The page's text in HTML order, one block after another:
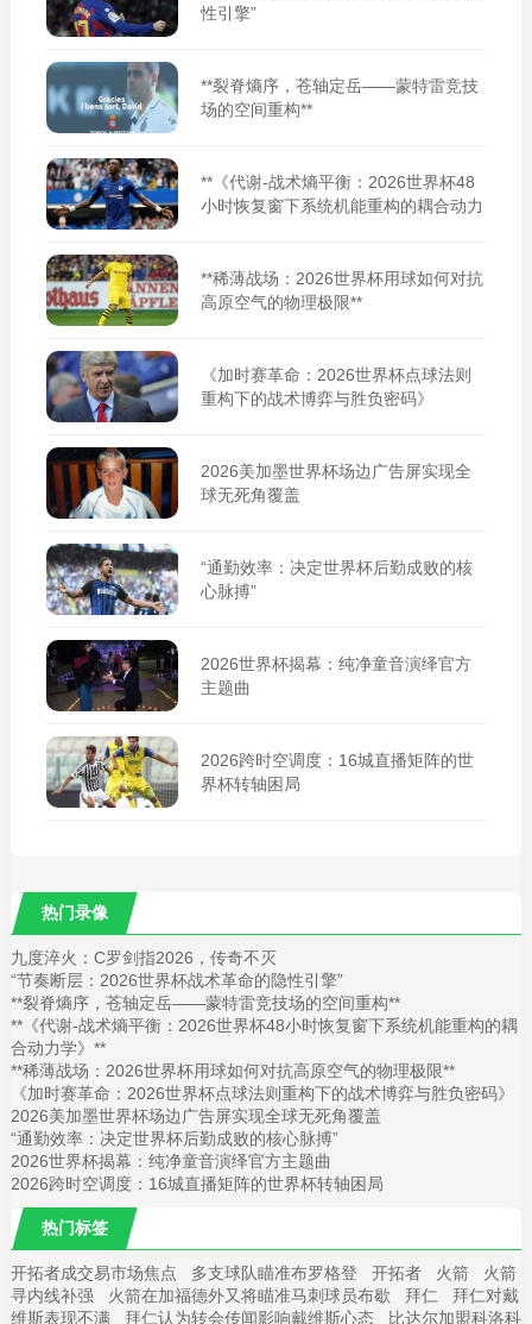
性引擎”
**裂脊熵序，苍轴定岳——蒙特雷竞技
场的空间重构**
**《代谢-战术熵平衡：2026世界杯48
小时恢复窗下系统机能重构的耦合动力
**稀薄战场：2026世界杯用球如何对抗
高原空气的物理极限**
《加时赛革命：2026世界杯点球法则
重构下的战术博弈与胜负密码》
2026美加墨世界杯场边广告屏实现全
球无死角覆盖
“通勤效率：决定世界杯后勤成败的核
心脉搏”
2026世界杯揭幕：纯净童音演绎官方
主题曲
2026跨时空调度：16城直播矩阵的世
界杯转轴困局
热门录像
九度淬火：C罗剑指2026，传奇不灭
“节奏断层：2026世界杯战术革命的隐性引擎”
**裂脊熵序，苍轴定岳——蒙特雷竞技场的空间重构**
**《代谢-战术熵平衡：2026世界杯48小时恢复窗下系统机能重构的耦
合动力学》**
**稀薄战场：2026世界杯用球如何对抗高原空气的物理极限**
《加时赛革命：2026世界杯点球法则重构下的战术博弈与胜负密码》
2026美加墨世界杯场边广告屏实现全球无死角覆盖
“通勤效率：决定世界杯后勤成败的核心脉搏”
2026世界杯揭幕：纯净童音演绎官方主题曲
2026跨时空调度：16城直播矩阵的世界杯转轴困局
热门标签
开拓者成交易市场焦点 多支球队瞄准布罗格登 开拓者 火箭
火箭
寻内线补强
火箭在加福德外又将瞄准马刺球员布歇 拜仁
拜仁对戴
维斯表现不满
拜仁认为转会传闻影响戴维斯心态 比达尔加盟科洛科